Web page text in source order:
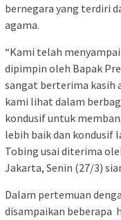
bernegara yang terdiri
agama.
“Kami telah
dipimpin oleh Bapak
sangat berterima kasih
kami lihat dalam
kondusif untuk
lebih baik dan kondusif
Tobing usai diterima
Jakarta, Senin (27/3)
Dalam pertemuan
disampaikan beberapa